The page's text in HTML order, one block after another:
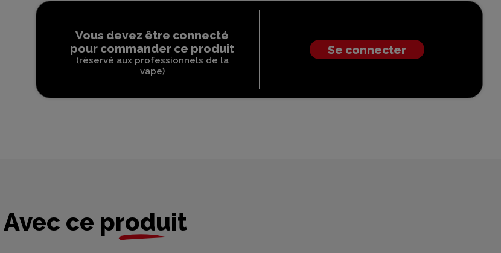
Vous devez être connecté
pour commander ce produit
(réservé aux professionnels de la
vape)
Se connecter
Avec ce produit